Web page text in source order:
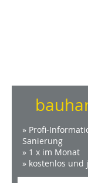
» Profi-
Sanierung
» 1 x im Monat
» kostenlos